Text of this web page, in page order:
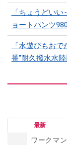
「ちょうどい
ョートパンツ
「水遊びもお
番”耐久撥水水
最新
ワークマ